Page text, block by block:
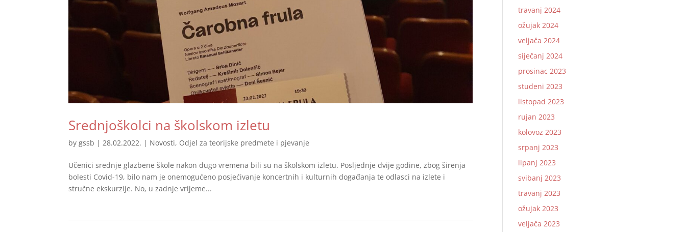
Srednjoškolci na školskom izletu
bygssb | 28.02.2022. | Novosti, Odjel za teorijske predmete i pjevanje
Učenici srednje glazbene škole nakon dugo vremena bili su na školskom izletu. Posljednje dvije godine, zbog širenja
bolesti Covid-19, bilo nam je onemogućeno posjećivanje koncertnih i kulturnih događanja te odlasci na izlete i
stručne ekskurzije. No, u zadnje vrijeme...
travanj 2024
ožujak 2024
veljača 2024
siječanj 2024
prosinac 2023
studeni 2023
listopad 2023
rujan 2023
kolovoz 2023
srpanj 2023
lipanj 2023
svibanj 2023
travanj 2023
ožujak 2023
veljača 2023